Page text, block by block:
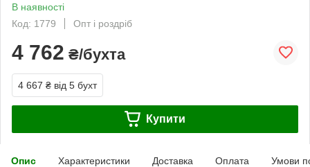
В наявності
Код: 1779
Опт і роздріб
4 762 ₴/бухта
4 667 ₴ від 5 бухт
Купити
Опис Характеристики Доставка Оплата Умови